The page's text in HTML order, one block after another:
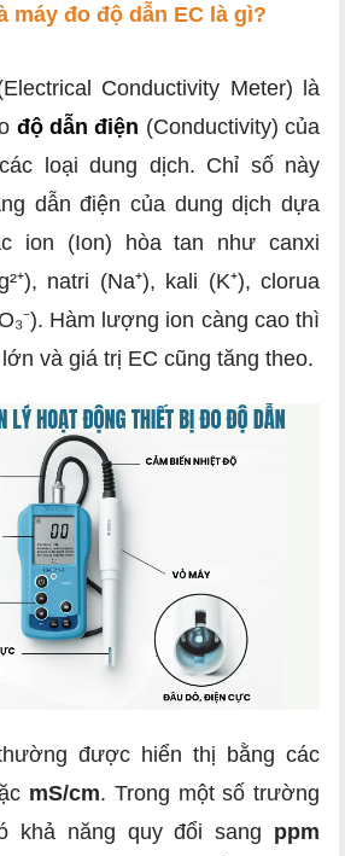
dẫn cầm tay
để bàn
đích sử dụng
độ chính xác của máy
tính năng hỗ trợ
ngân sách đầu tư
dẫn cầm tay Horiba EC-11
đa năng cầm tay Hanna HI9811-51
chuyên sâu Hanna HI98192
máy đo độ dẫn EC là gì?
Conductivity Meter) là
độ dẫn điện (Conductivity) của
loại dung dịch. Chỉ số này
dẫn điện của dung dịch dựa
ion (Ion) hòa tan như canxi
natri (Na⁺), kali (K⁺), clorua
Hàm lượng ion càng cao thì
và giá trị EC cũng tăng theo.
được hiển thị bằng các
mS/cm. Trong một số trường
khả năng quy đổi sang ppm